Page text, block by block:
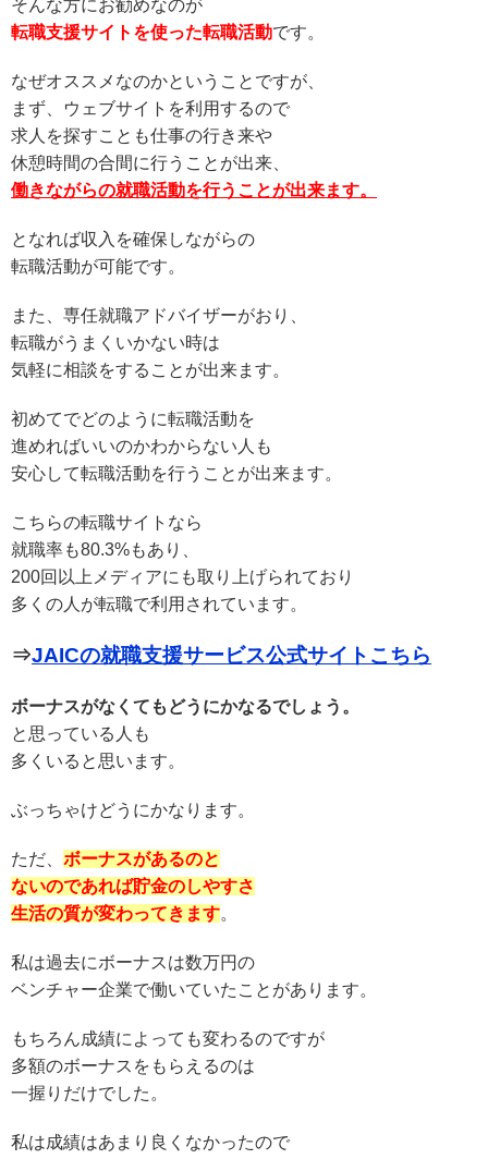
そんな方にお勧めなのが
転職支援サイトを使った転職活動です。
なぜオススメなのかということですが、
まず、ウェブサイトを利用するので
求人を探すことも仕事の行き来や
休憩時間の合間に行うことが出来、
働きながらの就職活動を行うことが出来ます。
となれば収入を確保しながらの
転職活動が可能です。
また、専任就職アドバイザーがおり、
転職がうまくいかない時は
気軽に相談をすることが出来ます。
初めてでどのように転職活動を
進めればいいのかわからない人も
安心して転職活動を行うことが出来ます。
こちらの転職サイトなら
就職率も80.3%もあり、
200回以上メディアにも取り上げられており
多くの人が転職で利用されています。
⇒JAICの就職支援サービス公式サイトこちら
ボーナスがなくてもどうにかなるでしょう。
と思っている人も
多くいると思います。
ぶっちゃけどうにかなります。
ただ、 ボーナスがあるのと
ないのであれば貯金のしやすさ
生活の質が変わってきます。
私は過去にボーナスは数万円の
ベンチャー企業で働いていたことがあります。
もちろん成績によっても変わるのですが
多額のボーナスをもらえるのは
一握りだけでした。
私は成績はあまり良くなかったので